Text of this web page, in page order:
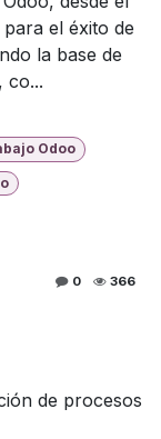
el éxito de
la base de
co...
Odoo
0 366
de procesos